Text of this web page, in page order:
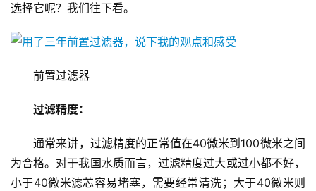
选择它呢？我们往下看。
前置过滤器
过滤精度：
通常来讲，过滤精度的正常值在40微米到100微米之间
为合格。对于我国水质而言，过滤精度过大或过小都不好，
小于40微米滤芯容易堵塞，需要经常清洗；大于40微米则